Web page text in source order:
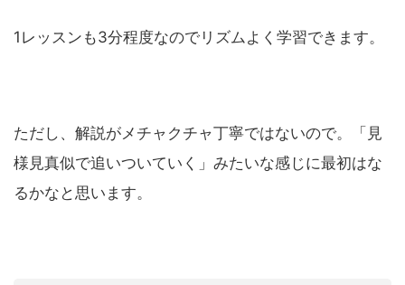
1レッスンも3分程度なのでリズムよく学習できます。
ただし、解説がメチャクチャ丁寧ではないので。「見
様見真似で追いついていく」みたいな感じに最初はな
るかなと思います。